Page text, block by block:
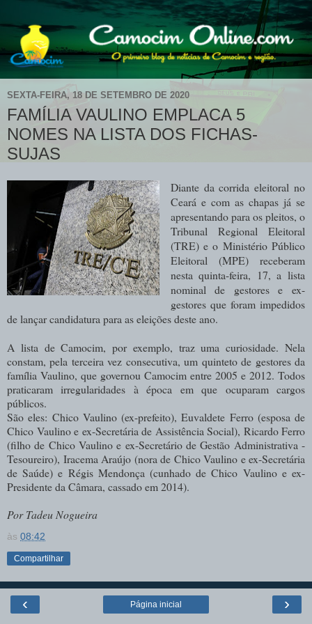
SEXTA-FEIRA, 18 DE SETEMBRO DE 2020
FAMÍLIA VAULINO EMPLACA 5
NOMES NA LISTA DOS FICHAS-
SUJAS
Diante da corrida eleitoral no
Ceará e com as chapas já se
apresentando para os pleitos, o
Tribunal Regional Eleitoral
(TRE) e o Ministério Público
Eleitoral (MPE) receberam
nesta quinta-feira, 17, a lista
nominal de gestores e ex-
gestores que foram impedidos
de lançar candidatura para as eleições deste ano.
A lista de Camocim, por exemplo, traz uma curiosidade. Nela
constam, pela terceira vez consecutiva, um quinteto de gestores da
família Vaulino, que governou Camocim entre 2005 e 2012. Todos
praticaram irregularidades à época em que ocuparam cargos
públicos.
São eles: Chico Vaulino (ex-prefeito), Euvaldete Ferro (esposa de
Chico Vaulino e ex-Secretária de Assistência Social), Ricardo Ferro
(filho de Chico Vaulino e ex-Secretário de Gestão Administrativa -
Tesoureiro), Iracema Araújo (nora de Chico Vaulino e ex-Secretária
de Saúde) e Régis Mendonça (cunhado de Chico Vaulino e ex-
Presidente da Câmara, cassado em 2014).
Por Tadeu Nogueira
às 08:42
Compartilhar
‹ ›
Página inicial